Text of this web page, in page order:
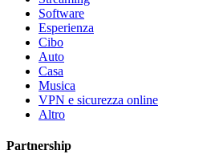
Software
Esperienza
Cibo
Auto
Casa
Musica
VPN e sicurezza online
Altro
Partnership